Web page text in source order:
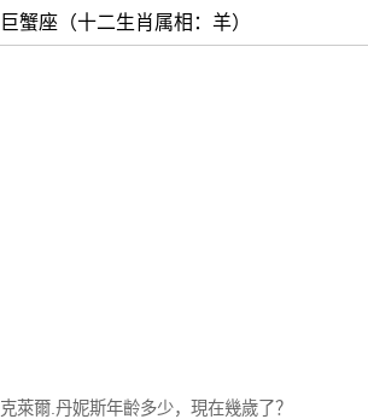
巨蟹座（十二生肖属相：羊）
克萊爾.丹妮斯年齡多少，現在幾歲了？